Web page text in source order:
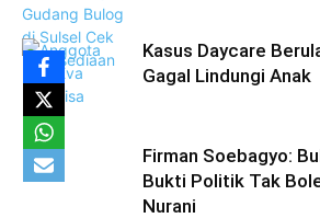
Kasus Daycare
Gagal Lindungi Anak
Firman Soebagyo:
Bukti Politik Tak
Nurani